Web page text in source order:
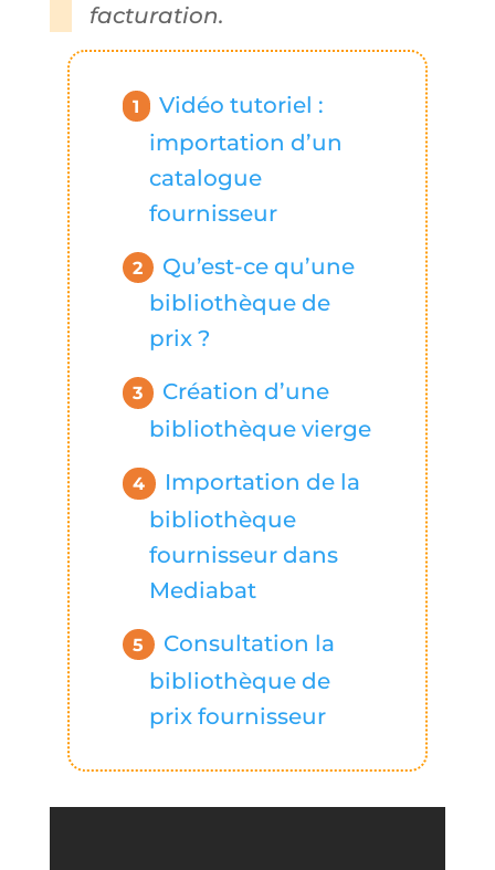
facturation.
Vidéo tutoriel :
importation d’un
catalogue
fournisseur
Qu’est-ce qu’une
bibliothèque de
prix ?
Création d’une
bibliothèque vierge
Importation de la
bibliothèque
fournisseur dans
Mediabat
Consultation la
bibliothèque de
prix fournisseur